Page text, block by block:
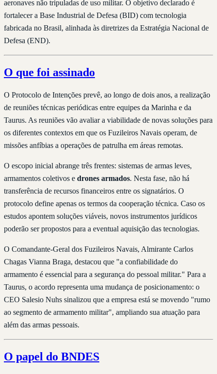
aeronaves não tripuladas de uso militar. O objetivo declarado é
fortalecer a Base Industrial de Defesa (BID) com tecnologia
fabricada no Brasil, alinhada às diretrizes da Estratégia Nacional de
Defesa (END).
O que foi assinado
O Protocolo de Intenções prevê, ao longo de dois anos, a realização
de reuniões técnicas periódicas entre equipes da Marinha e da
Taurus. As reuniões vão avaliar a viabilidade de novas soluções para
os diferentes contextos em que os Fuzileiros Navais operam, de
missões anfíbias a operações de patrulha em áreas remotas.
O escopo inicial abrange três frentes: sistemas de armas leves,
armamentos coletivos e drones armados. Nesta fase, não há
transferência de recursos financeiros entre os signatários. O
protocolo define apenas os termos da cooperação técnica. Caso os
estudos apontem soluções viáveis, novos instrumentos jurídicos
poderão ser propostos para a eventual aquisição das tecnologias.
O Comandante-Geral dos Fuzileiros Navais, Almirante Carlos
Chagas Vianna Braga, destacou que "a confiabilidade do
armamento é essencial para a segurança do pessoal militar." Para a
Taurus, o acordo representa uma mudança de posicionamento: o
CEO Salesio Nuhs sinalizou que a empresa está se movendo "rumo
ao segmento de armamento militar", ampliando sua atuação para
além das armas pessoais.
O papel do BNDES